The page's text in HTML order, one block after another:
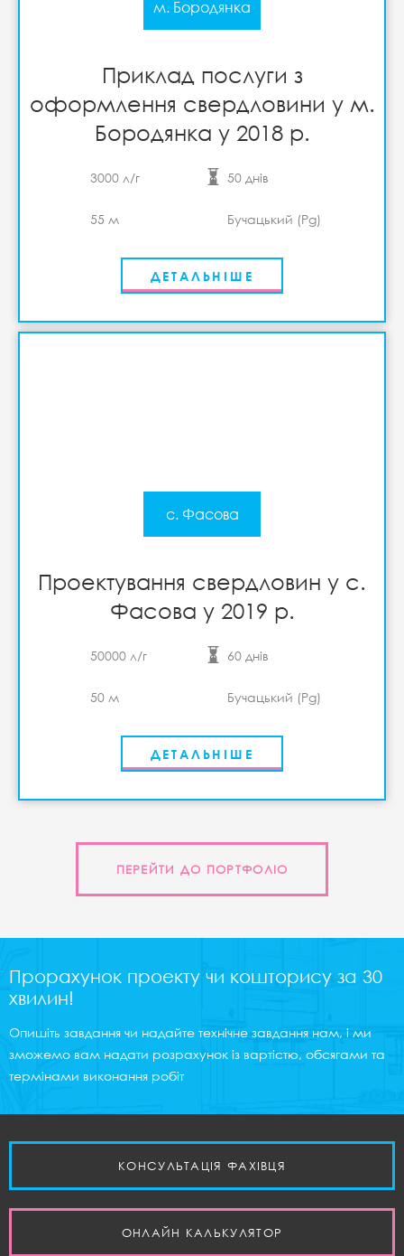
м. Бородянка
Приклад послуги з
оформлення свердловини у м.
Бородянка у 2018 р.
3000 л/г 50 днів
55 м Бучацький (Pg)
ДЕТАЛЬНІШЕ
с. Фасова
Проектування свердловин у с.
Фасова у 2019 р.
50000 л/г 60 днів
50 м Бучацький (Pg)
ДЕТАЛЬНІШЕ
ПЕРЕЙТИ ДО ПОРТФОЛІО
Прорахунок проекту чи кошторису за 30
хвилин!
Опишіть завдання чи надайте технічне завдання нам, і ми
зможемо вам надати розрахунок із вартістю, обсягами та
термінами виконання робіт
КОНСУЛЬТАЦІЯ ФАХІВЦЯ
ОНЛАЙН КАЛЬКУЛЯТОР